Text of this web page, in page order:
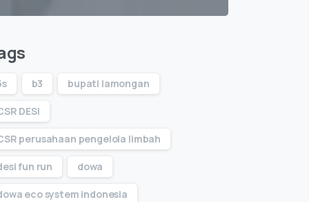
b3 bupati lamongan
DESI
perusahaan pengelola limbah
fun run dowa
eco system indonesia